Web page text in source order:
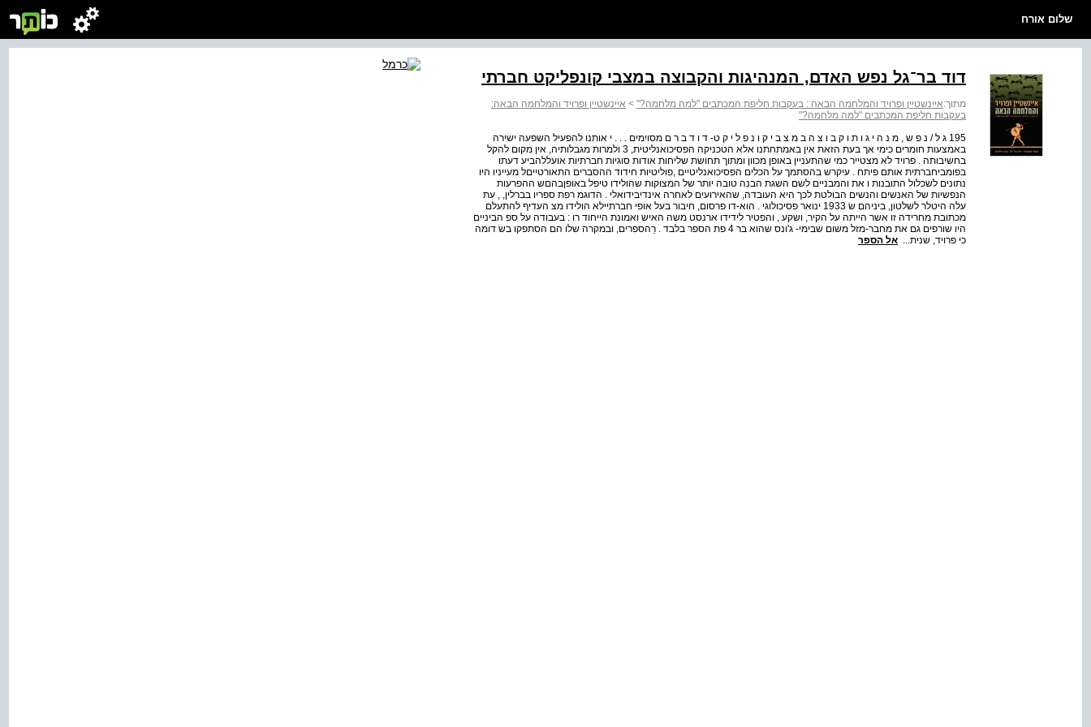
שלום אורח
דוד בר־גל נפש האדם, המנהיגות והקבוצה במצבי קונפליקט חברתי
מתוך:איינשטיין ופרויד והמלחמה הבאה : בעקבות חליפת המכתבים "למה מלחמה?" > איינשטיין ופרויד והמלחמה הבאה:
בעקבות חליפת המכתבים "למה מלחמה?"
195 ג ל / נ פ ש , מ נ ה י ג ו ת ו ק ב ו צ ה ב מ צ ב י ק ו נ פ ל י ק ט- ד ו ד ב ר ם מסוימים . . . י אותנו להפעיל השפעה ישירה
באמצעות חומרים כימי אך בעת הזאת אין באמתחתנו אלא הטכניקה הפסיכואנליטית, 3 ולמרות מגבלותיה, אין מקום להקל
בחשיבותה . פרויד לא מצטייר כמי שהתעניין באופן מכוון ומתוך תחושת שליחות אודות סוגיות חברתיות אועללהביע דעתו
בפומביחברתית אותם פיתח . עיקרש בהסתמך על הכלים הפסיכואנליטיים ,פוליטיות חידוד ההסברים התאורטייםל מעייניו היו
נתונים לשכלול התובנות ו את והמבניים לשם השגת הבנה טובה יותר של המצוקות שהולידו טיפל באופןבהםש ההפרעות
הנפשיות של האנשים והנשים הבולטת לכך היא העובדה, שהאירועים לאחרה אינדיבידואלי . הדוגמ רפת ספריו בברלין, , עת
עלה היטלר לשלטון, ביניהם שׂ 1933 ינואר פסיכולוגי . הוא-דו פרסום, חיבור בעל אופי חברתיילא הולידו מצ העדיף להתעלם
מכתובת מחרידה זו אשר הייתה על הקיר, ושקע , והפטיר לידידו ארנסט משה האיש ואמונת הייחוד רו : בעבודה על ספ הביניים
היו שורפים גם את מחבר-מזל משום שבימי- ג'ונס שהוא בר 4 פת הספר בלבד . רֵהספרים, ובמקרה שלו הם הסתפקו בשׂ דומה
כי פרויד, שנית... אל הספר